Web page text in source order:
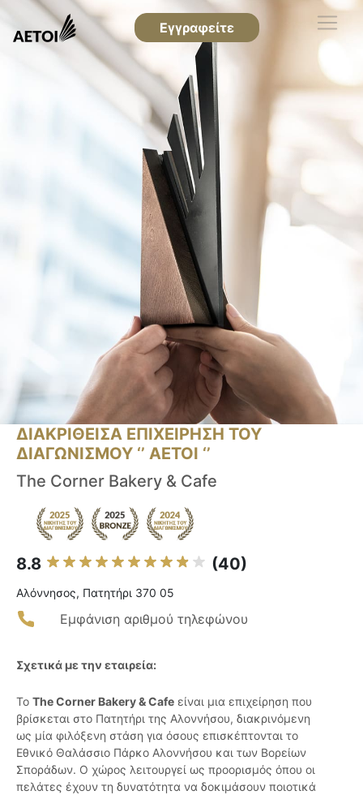
Εγγραφείτε
ΔΙΑΚΡΙΘΕΙΣΑ ΕΠΙΧΕΙΡΗΣΗ ΤΟΥ
ΔΙΑΓΩΝΙΣΜΟΥ ‘’ ΑΕΤΟΙ ‘’
The Corner Bakery & Cafe
8.8 (40)
Αλόννησος, Πατητήρι 370 05
Εμφάνιση αριθμού τηλεφώνου
Σχετικά με την εταιρεία:
Το The Corner Bakery & Cafe είναι μια επιχείρηση που
βρίσκεται στο Πατητήρι της Αλοννήσου, διακρινόμενη
ως μία φιλόξενη στάση για όσους επισκέπτονται το
Εθνικό Θαλάσσιο Πάρκο Αλοννήσου και των Βορείων
Σποράδων. Ο χώρος λειτουργεί ως προορισμός όπου οι
πελάτες έχουν τη δυνατότητα να δοκιμάσουν ποιοτικά